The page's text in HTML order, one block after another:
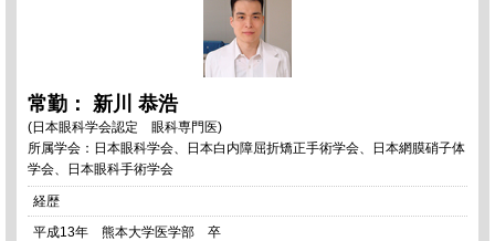
常勤： 新川 恭浩
(日本眼科学会認定 眼科専門医)
所属学会：日本眼科学会、日本白内障屈折矯正手術学会、日本網膜硝子体
学会、日本眼科手術学会
経歴
平成13年 熊本大学医学部 卒